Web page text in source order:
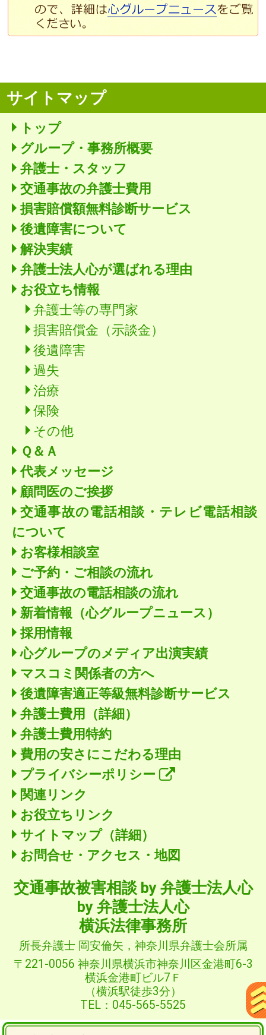
サイトマップ
トップ
グループ・事務所概要
弁護士・スタッフ
交通事故の弁護士費用
損害賠償額無料診断サービス
後遺障害について
解決実績
弁護士法人心が選ばれる理由
お役立ち情報
弁護士等の専門家
損害賠償金（示談金）
後遺障害
過失
治療
保険
その他
Ｑ＆Ａ
代表メッセージ
顧問医のご挨拶
交通事故の電話相談・テレビ電話相談
について
お客様相談室
ご予約・ご相談の流れ
交通事故の電話相談の流れ
新着情報 （心グループニュース）
採用情報
心グループのメディア出演実績
マスコミ関係者の方へ
後遺障害適正等級無料診断サービス
弁護士費用（詳細）
弁護士費用特約
費用の安さにこだわる理由
プライバシーポリシー
関連リンク
お役立ちリンク
サイトマップ（詳細）
お問合せ・アクセス・地図
交通事故被害相談by 弁護士法人心
by 弁護士法人心
横浜法律事務所
所長弁護士 岡安倫矢，神奈川県弁護士会所属
〒221-0056 神奈川県横浜市神奈川区金港町6-3
横浜金港町ビル7Ｆ
（横浜駅徒歩3分）
TEL：045-565-5525